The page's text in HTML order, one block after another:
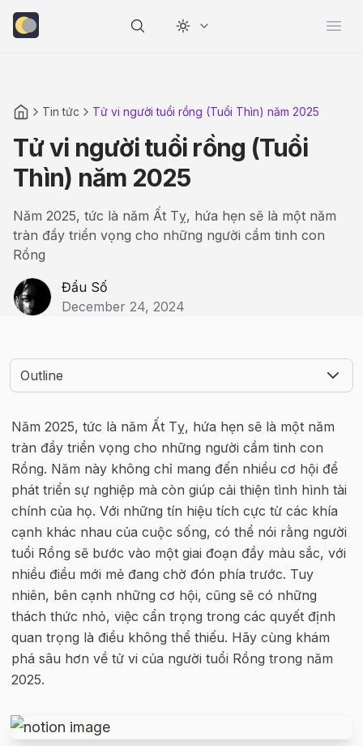
Change theme
Tin tức Tử vi người tuổi rồng (Tuổi Thìn) năm 2025
Tử vi người tuổi rồng (Tuổi
Thìn) năm 2025
Năm 2025, tức là năm Ất Tỵ, hứa hẹn sẽ là một năm
tràn đầy triển vọng cho những người cầm tinh con
Rồng
Đẩu Số
December 24, 2024
Outline
Năm 2025, tức là năm Ất Tỵ, hứa hẹn sẽ là một năm
tràn đầy triển vọng cho những người cầm tinh con
Rồng. Năm này không chỉ mang đến nhiều cơ hội để
phát triển sự nghiệp mà còn giúp cải thiện tình hình tài
chính của họ. Với những tín hiệu tích cực từ các khía
cạnh khác nhau của cuộc sống, có thể nói rằng người
tuổi Rồng sẽ bước vào một giai đoạn đầy màu sắc, với
nhiều điều mới mẻ đang chờ đón phía trước. Tuy
nhiên, bên cạnh những cơ hội, cũng sẽ có những
thách thức nhỏ, việc cẩn trọng trong các quyết định
quan trọng là điều không thể thiếu. Hãy cùng khám
phá sâu hơn về tử vi của người tuổi Rồng trong năm
2025.